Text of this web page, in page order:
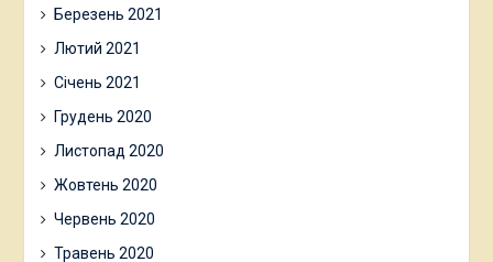
Березень 2021
Лютий 2021
Січень 2021
Грудень 2020
Листопад 2020
Жовтень 2020
Червень 2020
Травень 2020